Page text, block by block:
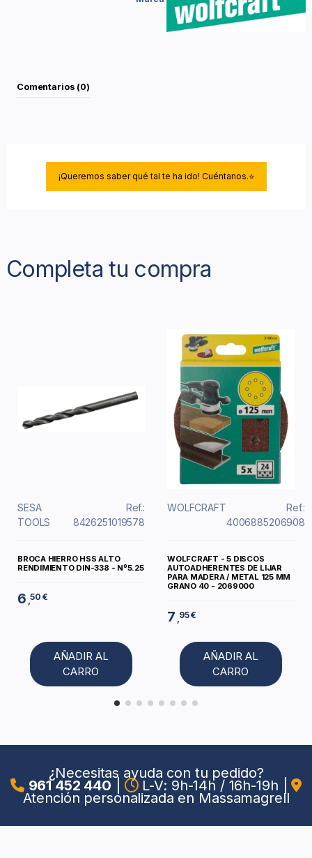
Comentarios (0)
¡Queremos saber qué tal te ha ido! Cuéntanos.⭐
Completa tu compra
SESA
TOOLS
Ref.:
8426251019578
BROCA HIERRO HSS ALTO
RENDIMIENTO DIN-338 - Nº5.25
6 ,50 €
AÑADIR AL
CARRO
WOLFCRAFT
Ref.:
4006885206908
WOLFCRAFT - 5 DISCOS
AUTOADHERENTES DE LIJAR
PARA MADERA / METAL 125 MM
GRANO 40 - 2069000
7 ,95 €
AÑADIR AL
CARRO
¿Necesitas ayuda con tu pedido?
961 452 440 L-V: 9h-14h / 16h-19h
Atención personalizada en Massamagrell